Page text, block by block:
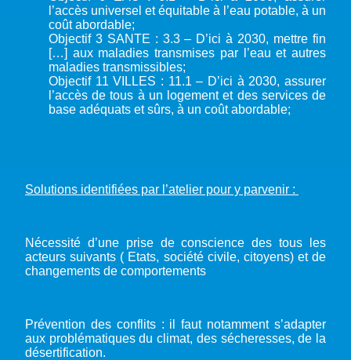
l’accès universel et équitable à l’eau potable, à un
coût abordable;
Objectif 3 SANTE : 3.3 – D’ici à 2030, mettre fin
[…] aux maladies transmises par l’eau et autres
maladies transmissibles;
Objectif 11 VILLES : 11.1 – D’ici à 2030, assurer
l’accès de tous à un logement et des services de
base adéquats et sûrs, à un coût abordable;
Solutions identifiées par l’atelier pour y parvenir :
Nécessité d’une prise de conscience des tous les
acteurs suivants ( Etats, société civile, citoyens) et de
changements de comportements
Prévention des conflits : il faut notamment s’adapter
aux problématiques du climat, des sécheresses, de la
désertification.